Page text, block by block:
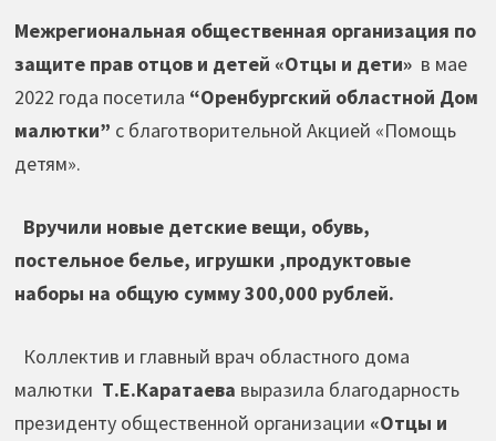
Межрегиональная общественная организация по
защите прав отцов и детей «Отцы и дети»в мае
2022 года посетила “Оренбургский областной Дом
малютки” с благотворительной Акцией «Помощь
детям».
Вручили новые детские вещи, обувь,
постельное белье, игрушки ,продуктовые
наборы на общую сумму 300,000 рублей.
Коллектив и главный врач областного дома
малютки Т.Е.Каратаева выразила благодарность
президенту общественной организации «Отцы и